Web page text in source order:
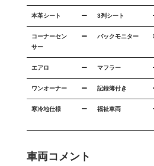
本革シート 3列シート
コーナーセン
サー
バックモニター
エアロ マフラー
ワンオーナー 記録簿付き
寒冷地仕様 福祉車両
車両コメント